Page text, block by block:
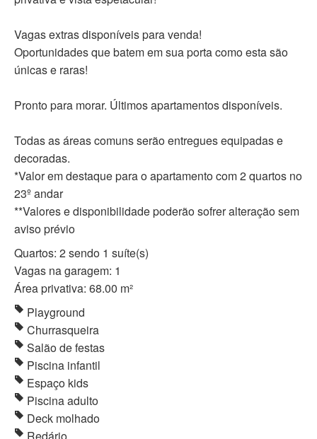
Vagas extras disponíveis para venda!
Oportunidades que batem em sua porta como esta são
únicas e raras!
Pronto para morar. Últimos apartamentos disponíveis.
Todas as áreas comuns serão entregues equipadas e
decoradas.
*Valor em destaque para o apartamento com 2 quartos no
23º andar
**Valores e disponibilidade poderão sofrer alteração sem
aviso prévio
Quartos: 2 sendo 1 suíte(s)
Vagas na garagem: 1
Área privativa: 68.00 m²
Playground
Churrasqueira
Salão de festas
Piscina infantil
Espaço kids
Piscina adulto
Deck molhado
Redário